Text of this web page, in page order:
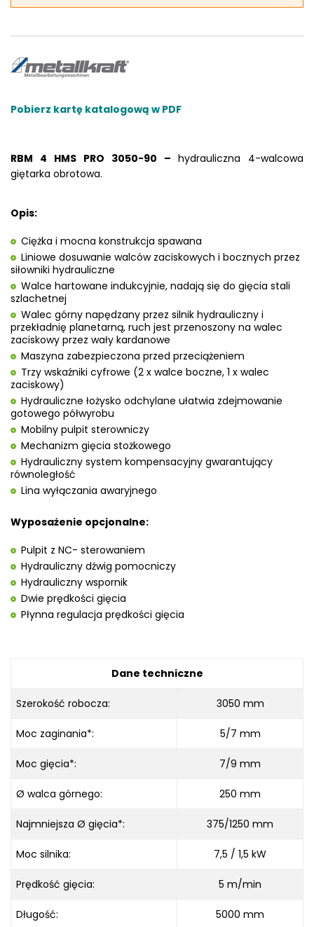
Pobierz kartę katalogową w PDF
RBM 4 HMS PRO 3050-90 – hydrauliczna 4-walcowa
giętarka obrotowa.
Opis:
Ciężka i mocna konstrukcja spawana
Liniowe dosuwanie walców zaciskowych i bocznych przez
siłowniki hydrauliczne
Walce hartowane indukcyjnie, nadają się do gięcia stali
szlachetnej
Walec górny napędzany przez silnik hydrauliczny i
przekładnię planetarną, ruch jest przenoszony na walec
zaciskowy przez wały kardanowe
Maszyna zabezpieczona przed przeciążeniem
Trzy wskaźniki cyfrowe (2 x walce boczne, 1 x walec
zaciskowy)
Hydrauliczne łożysko odchylane ułatwia zdejmowa­nie
gotowego półwyrobu
Mobilny pulpit sterowniczy
Mechanizm gięcia stożkowego
Hydrauliczny system kompensacyjny gwarantujący
równoległość
Lina wyłączania awaryjnego
Wyposażenie opcjonalne:
Pulpit z NC- sterowaniem
Hydrauliczny dźwig pomocniczy
Hydrauliczny wspornik
Dwie prędkości gięcia
Płynna regulacja prędkości gięcia
Dane techniczne
Szerokość robocza: 3050 mm
Moc zaginania*: 5/7 mm
Moc gięcia*: 7/9 mm
Ø walca górnego: 250 mm
Najmniejsza Ø gięcia*: 375/1250 mm
Moc silnika: 7,5 / 1,5 kW
Prędkość gięcia: 5 m/min
Długość: 5000 mm